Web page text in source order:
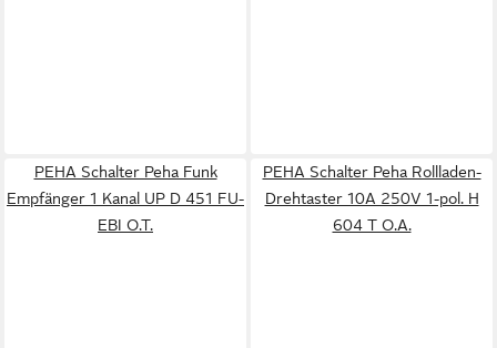
PEHA Schalter Peha Funk
Empfänger 1 Kanal UP D 451 FU-
EBI O.T.
PEHA Schalter Peha Rollladen-
Drehtaster 10A 250V 1-pol. H
604 T O.A.